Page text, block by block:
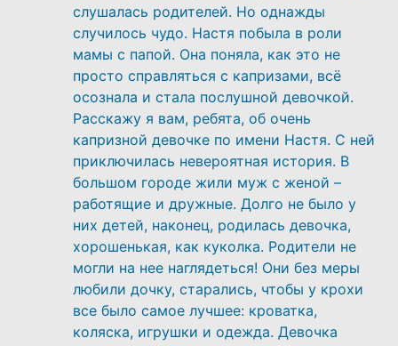
слушалась родителей. Но однажды
случилось чудо. Настя побыла в роли
мамы с папой. Она поняла, как это не
просто справляться с капризами, всё
осознала и стала послушной девочкой.
Расскажу я вам, ребята, об очень
капризной девочке по имени Настя. С ней
приключилась невероятная история. В
большом городе жили муж с женой –
работящие и дружные. Долго не было у
них детей, наконец, родилась девочка,
хорошенькая, как куколка. Родители не
могли на нее наглядеться! Они без меры
любили дочку, старались, чтобы у крохи
все было самое лучшее: кроватка,
коляска, игрушки и одежда. Девочка